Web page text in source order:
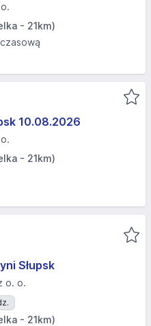
- 21km)
10.08.2026​
- 21km)
Słupsk
o. o.
- 21km)